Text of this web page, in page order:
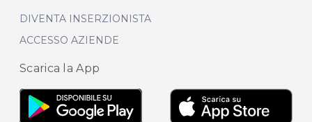
DIVENTA INSERZIONISTA
ACCESSO AZIENDE
Scarica la App